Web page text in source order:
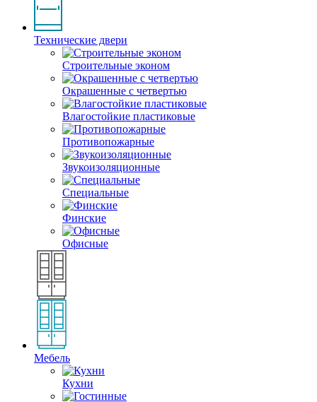
Технические двери
Строительные эконом
Окрашенные с четвертью
Влагостойкие пластиковые
Противопожарные
Звукоизоляционные
Специальные
Финские
Офисные
Мебель
Кухни